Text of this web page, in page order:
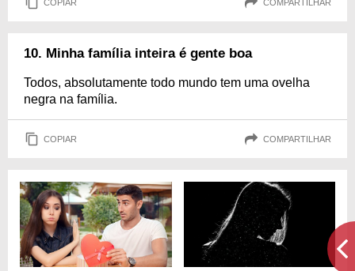
COPIAR COMPARTILHAR
10. Minha família inteira é gente boa
Todos, absolutamente todo mundo tem uma ovelha
negra na família.
COPIAR COMPARTILHAR